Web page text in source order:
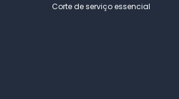
Corte de serviço essencial